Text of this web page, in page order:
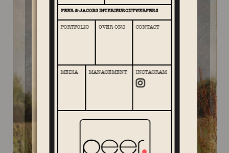
PEER & JACOBS INTERIEURONTWERPERS
PORTFOLIO OVER ONS CONTACT
MEDIA MANAGEMENT INSTAGRAM